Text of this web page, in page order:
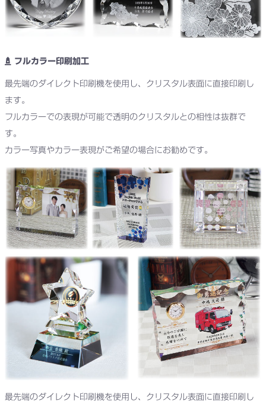
フルカラー印刷加工
最先端のダイレクト印刷機を使用し、クリスタル表面に直接印刷し
ます。
フルカラーでの表現が可能で透明のクリスタルとの相性は抜群で
す。
カラー写真やカラー表現がご希望の場合にお勧めです。
最先端のダイレクト印刷機を使用し、クリスタル表面に直接印刷し